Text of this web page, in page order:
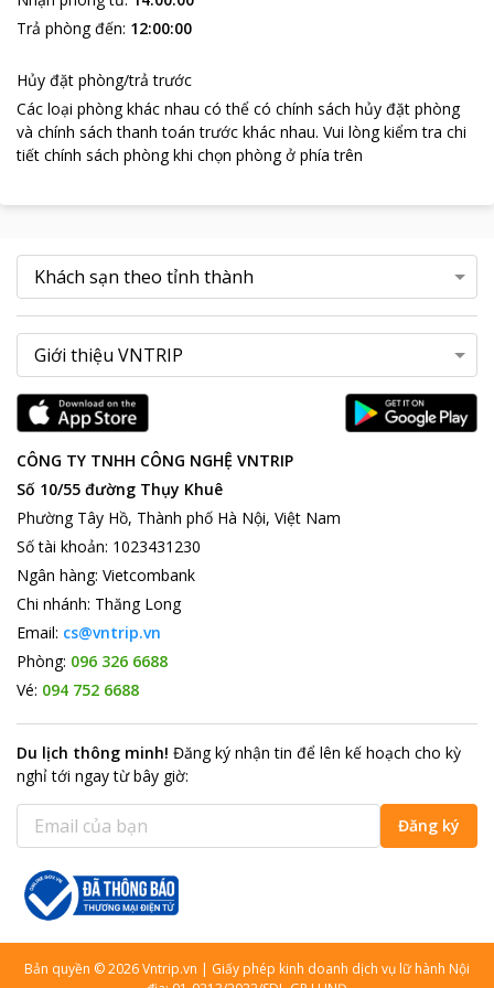
cá nhân miễn phí.
Nghỉ ngơi tạiNha Trang City Apartments,
di chuyển 3,4km để đến tham quan bảo tàng Hải Dương Học.
Đến đây, du khách sẽ được nhìn tận mắt rất nhiều mẫu vật, loài
sinh vật biển. Cách khách sạn 2,5 km là điểm giải trí nổi tiếng
Sailing Club Nha Trang.
Trả phòng đến: 12:00:00
Hủy đặt phòng/trả trước
Các loại phòng khác nhau có thể có chính sách hủy đặt phòng
và chính sách thanh toán trước khác nhau. Vui lòng kiểm tra chi
tiết chính sách phòng khi chọn phòng ở phía trên
CÔNG TY TNHH CÔNG NGHỆ VNTRIP
Số 10/55 đường Thụy Khuê
Phường Tây Hồ, Thành phố Hà Nội, Việt Nam
Số tài khoản: 1023431230
Ngân hàng: Vietcombank
Chi nhánh: Thăng Long
Email: cs@vntrip.vn
Phòng: 096 326 6688
Vé: 094 752 6688
Du lịch thông minh! Đăng ký nhận tin để lên kế hoạch cho kỳ
nghỉ tới ngay từ bây giờ:
Đăng ký
Bản quyền ©2026Vntrip.vn | Giấy phép kinh doanh dịch vụ lữ hành Nội